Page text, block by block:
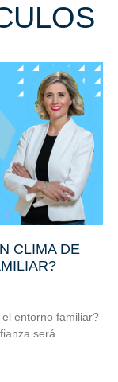
CLIMA DE
entorno familiar?
será